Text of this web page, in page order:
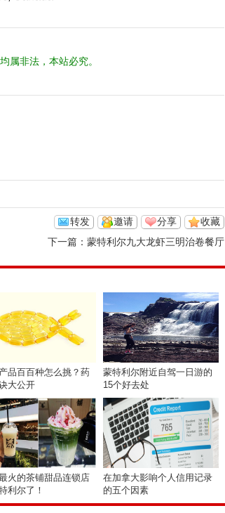
属非法，本站必究。
收藏
分享
邀请
转发
下一篇： 蒙特利尔九大龙虾三明治卷餐厅
品百百种怎么挑？药
大公开
蒙特利尔附近自驾一日游的
15个好去处
火的茶铺甜品连锁店
利尔了！
在加拿大影响个人信用记录
的五个因素